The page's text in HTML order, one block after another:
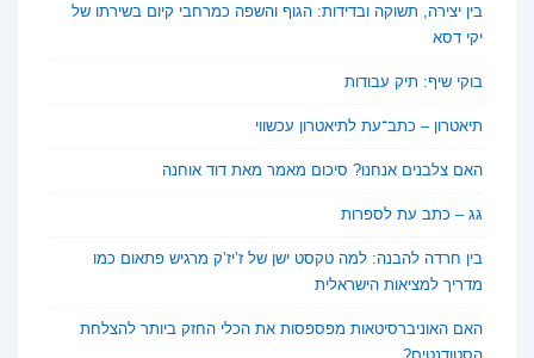
בין יצירה, תשוקה ובדידות: הגוף והשפה כמרחבי קיום בשירתו של
יקי דסא
בוקי שיף: תיק עבודות
תיאטרון – כתב־עת לתיאטרון עכשווי
האם צלבנים אנחנו? סיכום מאמר מאת דוד אוחנה
גג – כתב עת לספרות
בין חרדה להבנה: למה טקסט ישן של ז’יז’ק מרגיש פתאום כמו
מדריך למציאות הישראלית
האם האוניברסיטאות מפספסות את הכלי החזק ביותר להצלחת